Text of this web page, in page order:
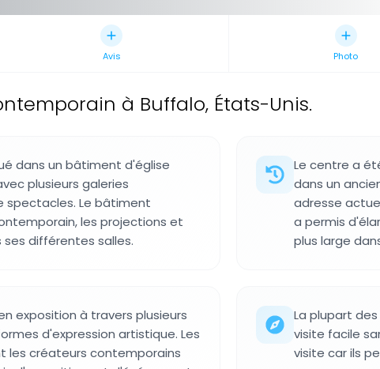
Avis Photo
à Buffalo, États-Unis.
dans un bâtiment d'église
plusieurs galeries
spectacles. Le bâtiment
les projections et
différentes salles.
Le centre a
dans un
adresse
a permis
plus large
exposition à travers plusieurs
d'expression artistique. Les
les créateurs contemporains
La plupart
visite facile
visite car ils